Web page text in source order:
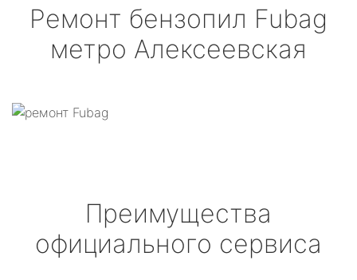
Ремонт бензопил Fubag
метро Алексеевская
Преимущества
официального сервиса